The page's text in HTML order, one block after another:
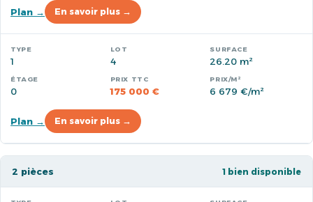
Plan → En savoir plus →
1 4 26.20 m²
0 175 000 € 6 679 €/m²
Plan → En savoir plus →
2 pièces 1 bien disponible